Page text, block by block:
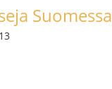
Suomessa